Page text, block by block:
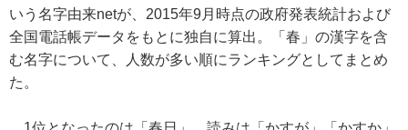
いう名字由来netが、2015年9月時点の政府発表統計および
全国電話帳データをもとに独自に算出。「春」の漢字を含
む名字について、人数が多い順にランキングとしてまとめ
た。